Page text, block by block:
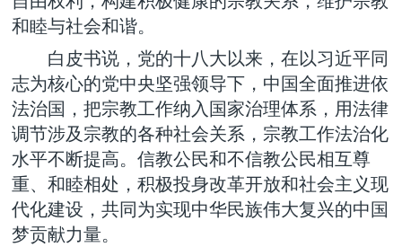
和睦与社会和谐。
白皮书说，党的十八大以来，在以习近平同
志为核心的党中央坚强领导下，中国全面推进依
法治国，把宗教工作纳入国家治理体系，用法律
调节涉及宗教的各种社会关系，宗教工作法治化
水平不断提高。信教公民和不信教公民相互尊
重、和睦相处，积极投身改革开放和社会主义现
代化建设，共同为实现中华民族伟大复兴的中国
梦贡献力量。